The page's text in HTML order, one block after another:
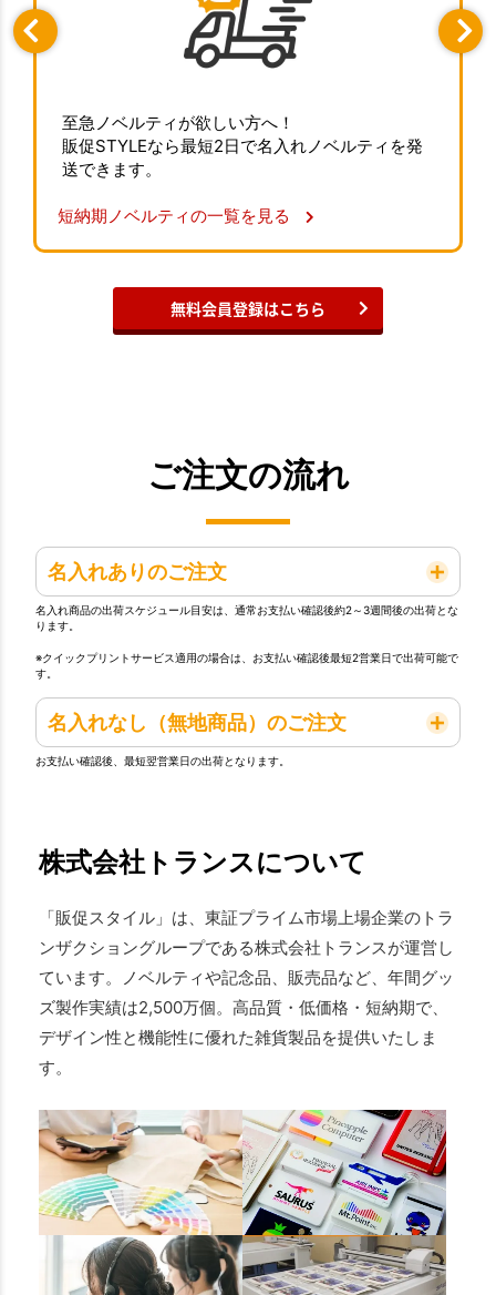
至急ノベルティが欲しい方へ！
販促STYLEなら最短2日で名入れノベルティを発
送できます。
短納期ノベルティの一覧を見る
無料会員登録はこちら
ご注文の流れ
名入れありのご注文
名入れ商品の出荷スケジュール目安は、通常お支払い確認後約2～3週間後の出荷とな
ります。
※クイックプリントサービス適用の場合は、お支払い確認後最短2営業日で出荷可能で
す。
名入れなし（無地商品）のご注文
お支払い確認後、最短翌営業日の出荷となります。
株式会社トランスについて
「販促スタイル」は、東証プライム市場上場企業のトラ
ンザクショングループである株式会社トランスが運営し
ています。ノベルティや記念品、販売品など、年間グッ
ズ製作実績は2,500万個。高品質・低価格・短納期で、
デザイン性と機能性に優れた雑貨製品を提供いたしま
す。